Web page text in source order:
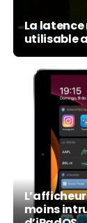
La
utilisable
moins